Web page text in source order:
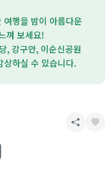
여행을 밤이 아름다운
껴 보세요!
, 강구안, 이순신공원
상하실 수 있습니다.